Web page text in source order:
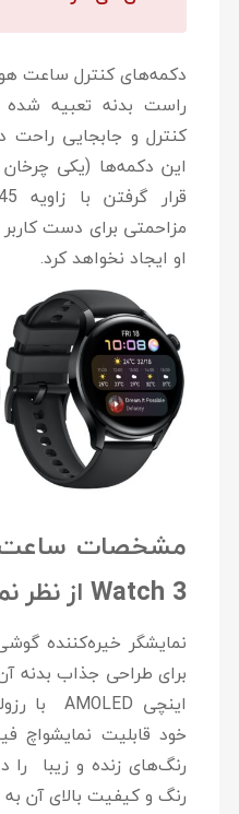
راست بدنه تعبیه
کنترل و جابجایی راحت
این دکمه‌ها (یکی
مزاحمتی برای دست
او ایجاد نخواهد کرد.
Watch 3 از نظر نمایشگر
نمایشگر خیره‌کننده
خود قابلیت نمایشواچ
رنگ‌های زنده و زیبا
رنگ و کیفیت بالای آن